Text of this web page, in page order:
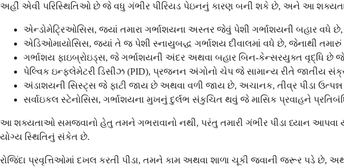
અહીં એવી પરિસ્થિતિઓ છે જે વધુ ગંભીર પીરિયડ પેઇનનું કારણ બની શકે છે, અને આ
એન્ડોમેટ્રિઓસિસ, જ્યાં તમારા ગર્ભાશયના અસ્તર જેવું પેશી ગર્ભાશયની બહાર વધે
એડિઓમાયોસિસ, જ્યાં તે જ પેશી સ્નાયુબદ્ધ ગર્ભાશય દીવાલમાં વધે છે, જેનાથી
ગર્ભાશય ફાઇબ્રોઇડ્સ, જે ગર્ભાશયની અંદર અથવા બહાર બિન-કેન્સરયુક્ત વૃદ્ધિ
પેલ્વિક ઇન્ફ્લેમેટરી ડિસીઝ (PID), પ્રજનન અંગોનો ચેપ જે સામાન્ય રીતે જાતીય
અંડાશયની સિસ્ટ્સ જે ફાટી જાય છે અથવા વળી જાય છે, અચાનક, તીવ્ર પીડા
સર્વાઇકલ સ્ટેનોસિસ, ગર્ભાશયના મુખનું દુર્લભ સંકુચિત થવું જે માસિક પ્રવાહને
આ શક્યતાઓ સમજવાનો હેતુ તમને ગભરાવાનો નથી, પરંતુ તમારી ગંભીર પીડા ધ્યાન
યોગ્ય સ્થિતિનું સંકેત છે.
રોજિંદા પ્રવૃત્તિઓમાં દખલ કરતી પીડા, તમને કામ અથવા શાળા ચૂકી જવાની જરૂર પડે છે,